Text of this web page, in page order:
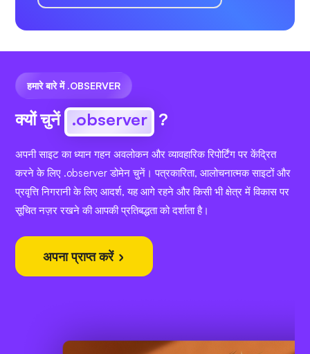
हमारे बारे में .OBSERVER
क्यों चुनें .observer ?
अपनी साइट का ध्यान गहन अवलोकन और व्यावहारिक रिपोर्टिंग पर केंद्रित
करने के लिए .observer डोमेन चुनें। पत्रकारिता, आलोचनात्मक साइटों और
प्रवृत्ति निगरानी के लिए आदर्श, यह आगे रहने और किसी भी क्षेत्र में विकास पर
सूचित नज़र रखने की आपकी प्रतिबद्धता को दर्शाता है।
अपना प्राप्त करें